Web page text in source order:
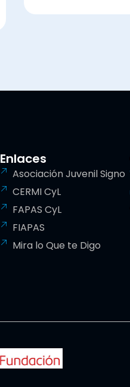
Enlaces
Asociación Juvenil Signo
CERMI CyL
FAPAS CyL
FIAPAS
Mira lo Que te Digo